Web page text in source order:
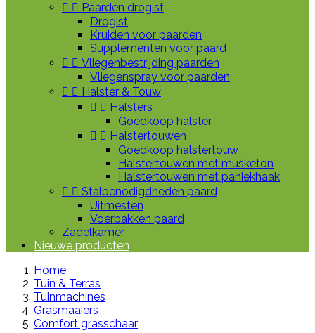
  Paarden drogist
Drogist
Kruiden voor paarden
Supplementen voor paard
  Vliegenbestrijding paarden
Vliegenspray voor paarden
  Halster & Touw
  Halsters
Goedkoop halster
  Halstertouwen
Goedkoop halstertouw
Halstertouwen met musketon
Halstertouwen met paniekhaak
  Stalbenodigdheden paard
Uitmesten
Voerbakken paard
Zadelkamer
Nieuwe producten
Home
Tuin & Terras
Tuinmachines
Grasmaaiers
Comfort grasschaar